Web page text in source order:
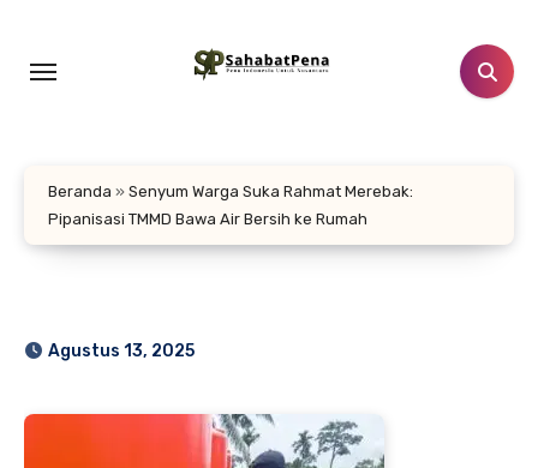
konten
Beranda » Senyum Warga Suka Rahmat Merebak:
Pipanisasi TMMD Bawa Air Bersih ke Rumah
Agustus 13, 2025